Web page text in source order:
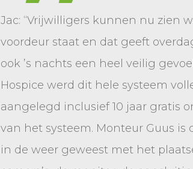
Jac: “Vrijwilligers kunnen nu zien
voordeur staat en dat geeft
ook ’s nachts een heel veilig
Hospice werd dit hele systeem
aangelegd inclusief 10 jaar gratis
van het systeem. Monteur Guus is
in de weer geweest met het